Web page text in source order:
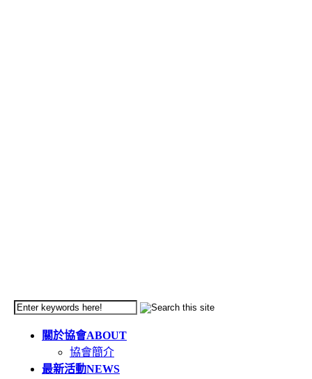
關於協會ABOUT
協會簡介
最新活動NEWS